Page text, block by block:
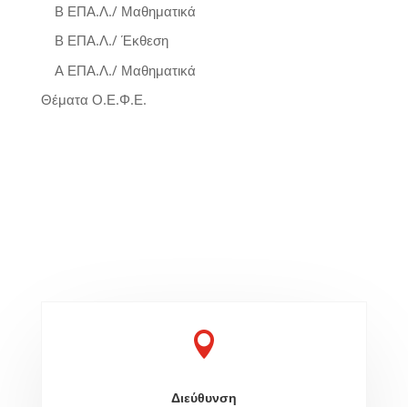
Β ΕΠΑ.Λ./ Μαθηματικά
Β ΕΠΑ.Λ./ Έκθεση
Α ΕΠΑ.Λ./ Μαθηματικά
Θέματα Ο.Ε.Φ.Ε.

Διεύθυνση